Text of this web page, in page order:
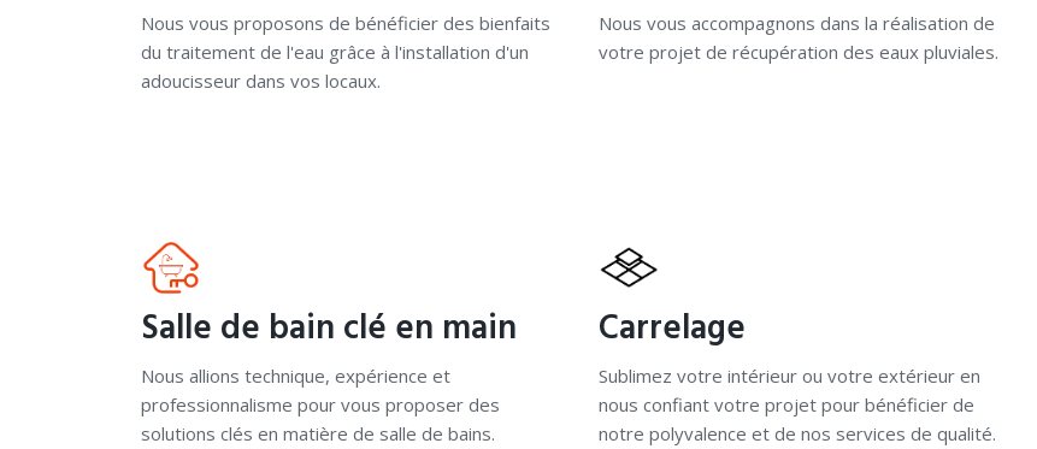
Nous vous proposons de bénéficier des bienfaits
du traitement de l'eau grâce à l'installation d'un
adoucisseur dans vos locaux.
Nous vous accompagnons dans la réalisation de
votre projet de récupération des eaux pluviales.
Salle de bain clé en main
Nous allions technique, expérience et
professionnalisme pour vous proposer des
solutions clés en matière de salle de bains.
Carrelage
Sublimez votre intérieur ou votre extérieur en
nous confiant votre projet pour bénéficier de
notre polyvalence et de nos services de qualité.